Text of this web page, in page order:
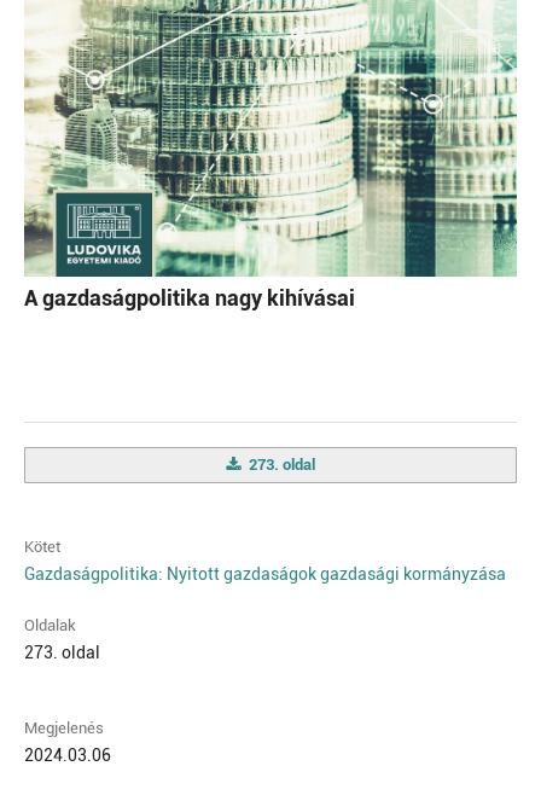
A gazdaságpolitika nagy kihívásai
273. oldal
Kötet
Gazdaságpolitika: Nyitott gazdaságok gazdasági kormányzása
Oldalak
273. oldal
Megjelenés
2024.03.06